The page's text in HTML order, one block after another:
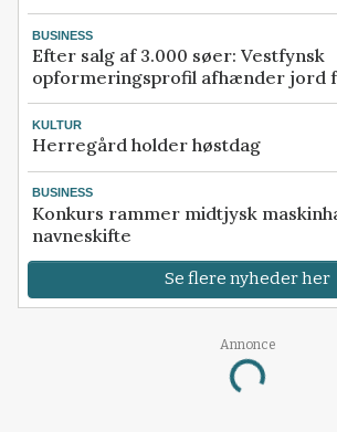
BUSINESS
Efter salg af 3.000 søer: Vestfynsk
opformeringsprofil afhænder jord
KULTUR
Herregård holder høstdag
BUSINESS
Konkurs rammer midtjysk
navneskifte
Se flere nyheder her
Annonce
Loading...